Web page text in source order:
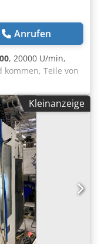
Anrufen
, 20000 U/min,
kommen, Teile von
Urm Sof Ejwa
Kleinanzeige